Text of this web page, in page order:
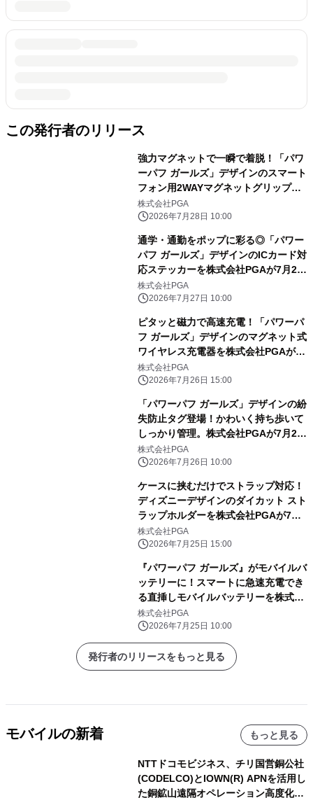
この発行者のリリース
強力マグネットで一瞬で着脱！「パワ
ーパフ ガールズ」デザインのスマート
フォン用2WAYマグネットグリップを
株式会社PGAが7月24日発売
株式会社PGA
2026年7月28日 10:00
通学・通勤をポップに彩る◎「パワー
パフ ガールズ」デザインのICカード対
応ステッカーを株式会社PGAが7月24
日発売
株式会社PGA
2026年7月27日 10:00
ピタッと磁力で高速充電！「パワーパ
フ ガールズ」デザインのマグネット式
ワイヤレス充電器を株式会社PGAが7
月24日発売
株式会社PGA
2026年7月26日 15:00
「パワーパフ ガールズ」デザインの紛
失防止タグ登場！かわいく持ち歩いて
しっかり管理。株式会社PGAが7月24
日発売
株式会社PGA
2026年7月26日 10:00
ケースに挟むだけでストラップ対応！
ディズニーデザインのダイカット スト
ラップホルダーを株式会社PGAが7月
24日発売
株式会社PGA
2026年7月25日 15:00
『パワーパフ ガールズ』がモバイルバ
ッテリーに！スマートに急速充電でき
る直挿しモバイルバッテリーを株式会
社PGAが7月24日発売
株式会社PGA
2026年7月25日 10:00
発行者のリリースをもっと見る
モバイルの新着 もっと見る
NTTドコモビジネス、チリ国営銅公社
(CODELCO)とIOWN(R) APNを活用し
た銅鉱山遠隔オペレーション高度化に